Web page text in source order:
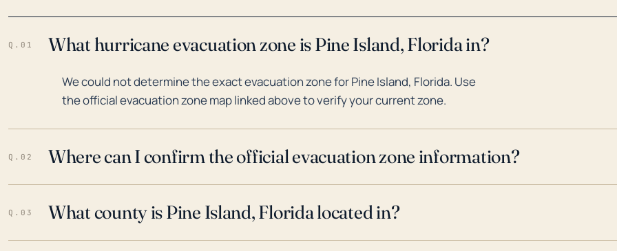
Q.01 What hurricane evacuation zone is Pine Island, Florida in?
We could not determine the exact evacuation zone for Pine Island, Florida. Use
the official evacuation zone map linked above to verify your current zone.
Q.02 Where can I confirm the official evacuation zone information?
Q.03 What county is Pine Island, Florida located in?